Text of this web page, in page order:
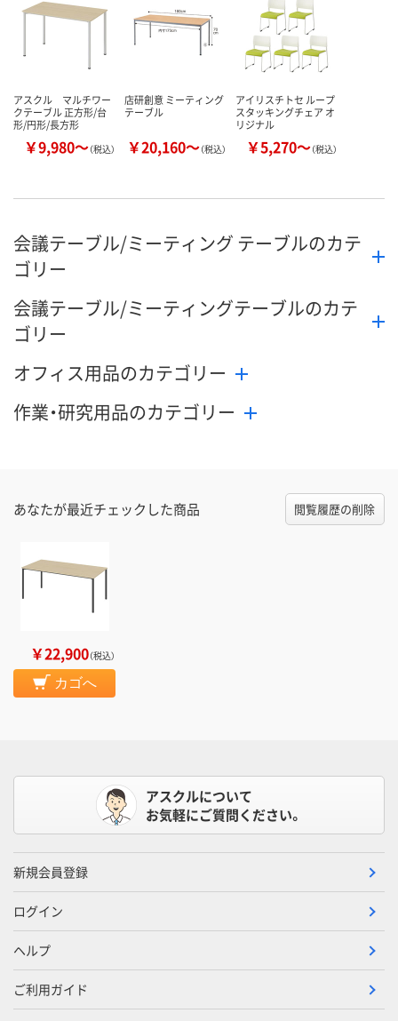
お届け日 8月11日（火）
カゴへ
数量
カゴへ
数量
アスクル マルチワー
クテーブル 正方形/台
形/円形/長方形
￥9,980～（税込）
店研創意 ミーティング
テーブル
￥20,160～（税込）
アイリスチトセ ループ
スタッキングチェア オ
リジナル
￥5,270～（税込）
会議テーブル/ミーティング テーブルのカテ
ゴリー
会議テーブル/ミーティングテーブルのカテ
ゴリー
オフィス用品のカテゴリー
作業・研究用品のカテゴリー
あなたが最近チェックした商品 閲覧履歴の削除
￥22,900（税込）
カゴへ
アスクルについて
お気軽にご質問ください。
新規会員登録
ログイン
ヘルプ
ご利用ガイド